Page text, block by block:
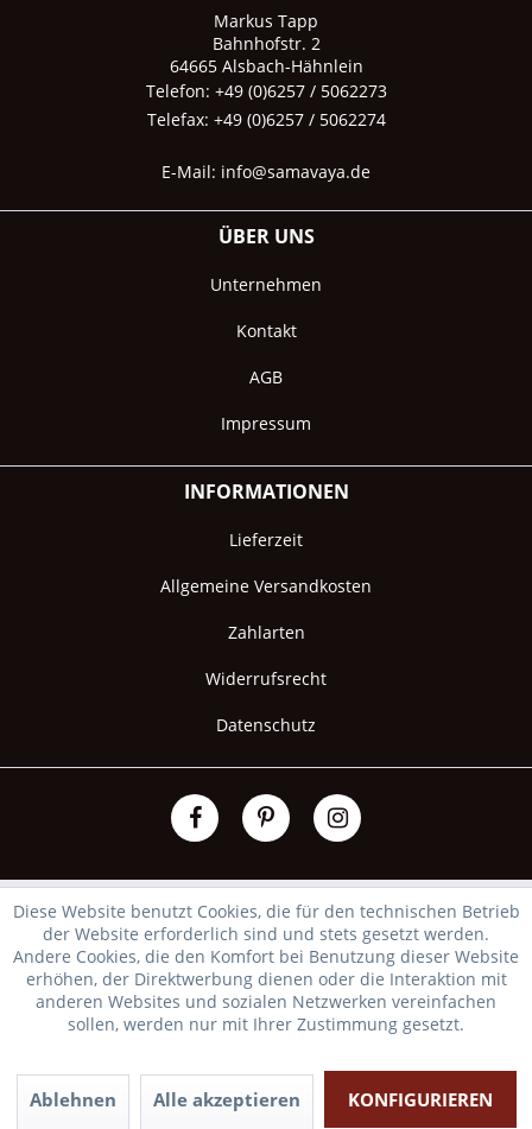
Markus Tapp
Bahnhofstr. 2
64665 Alsbach-Hähnlein
Telefon: +49 (0)6257 / 5062273
Telefax: +49 (0)6257 / 5062274
E-Mail: info@samavaya.de
ÜBER UNS
Unternehmen
Kontakt
AGB
Impressum
INFORMATIONEN
Lieferzeit
Allgemeine Versandkosten
Zahlarten
Widerrufsrecht
Datenschutz
Diese Website benutzt Cookies, die für den technischen Betrieb
der Website erforderlich sind und stets gesetzt werden.
Andere Cookies, die den Komfort bei Benutzung dieser Website
erhöhen, der Direktwerbung dienen oder die Interaktion mit
anderen Websites und sozialen Netzwerken vereinfachen
sollen, werden nur mit Ihrer Zustimmung gesetzt.
Ablehnen Alle akzeptieren KONFIGURIEREN